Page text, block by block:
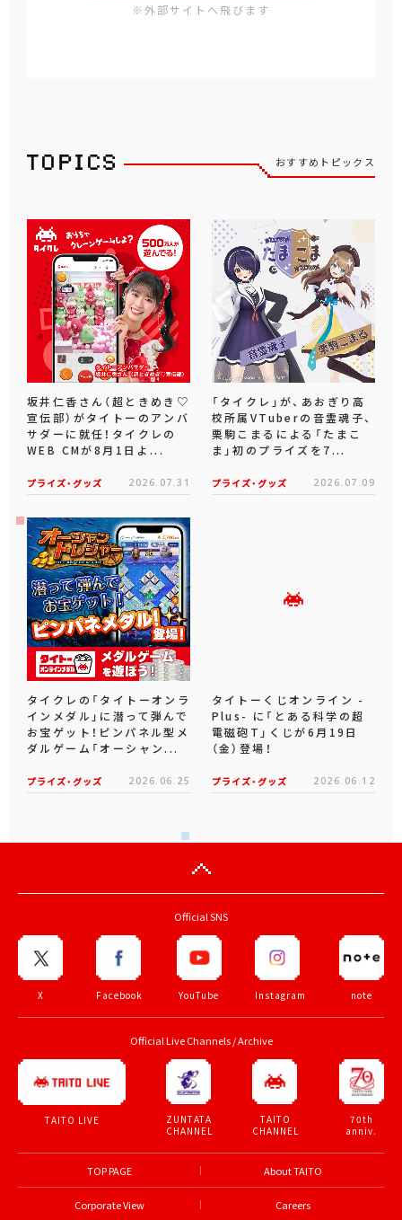
※外部サイトへ飛びます
おすすめトピックス
坂井仁香さん（超ときめき♡
宣伝部）がタイトーのアンバ
サダーに就任！タイクレの
WEB CMが8月1日よ...
プライズ・グッズ 2026.07.31
「タイクレ」が、あおぎり高
校所属VTuberの音霊魂子、
栗駒こまるによる「たまこ
ま」初のプライズを7...
プライズ・グッズ 2026.07.09
タイクレの「タイトーオンラ
インメダル」に潜って弾んで
お宝ゲット！ピンパネル型メ
ダルゲーム「オーシャン...
プライズ・グッズ 2026.06.25
タイトーくじオンライン -
Plus- に「とある科学の超
電磁砲T」くじが6月19日
（金）登場！
プライズ・グッズ 2026.06.12
Official SNS
X Facebook YouTube Instagram note
Official Live Channels / Archive
TAITO LIVE
ZUNTATA
CHANNEL
TAITO
CHANNEL
70th
anniv.
TOP PAGE About TAITO
Corporate View Careers